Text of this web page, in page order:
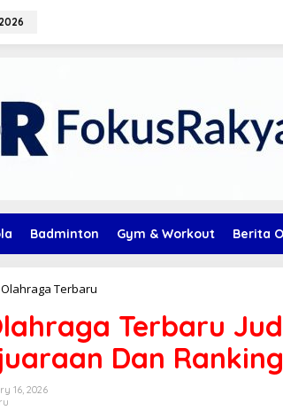
Badminton Gym & Workout Berita
Terbaru
Terbaru
Judo
Internasional:
Hasil
Terbaru
Dan
16, 2026